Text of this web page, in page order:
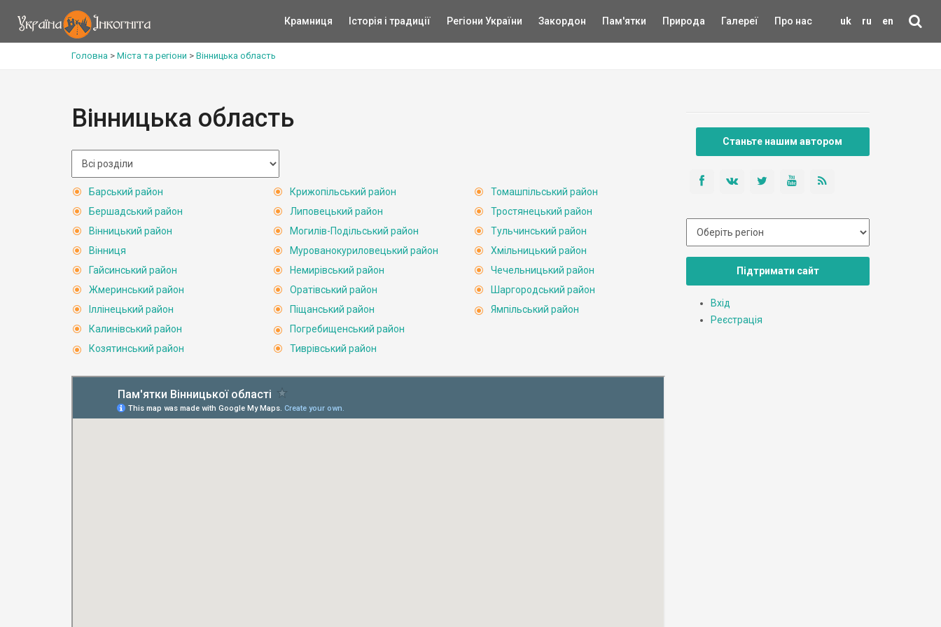
uk ru en
Крамниця Історія і традиції Регіони України Закордон Пам'ятки Природа Галереї Про нас
Головна > Міста та регіони > Вінницька область
Вінницька область
Барський район
Бершадський район
Вінницький район
Вінниця
Гайсинський район
Жмеринський район
Іллінецький район
Калинівський район
Козятинський район
Крижопільський район
Липовецький район
Могилів-Подільський район
Мурованокуриловецький район
Немирівський район
Оратівський район
Піщанський район
Погребищенський район
Тиврівський район
Томашпільський район
Тростянецький район
Тульчинський район
Хмільницький район
Чечельницький район
Шаргородський район
Ямпільський район
Станьте нашим автором
Підтримати сайт
Вхід
Реєстрація